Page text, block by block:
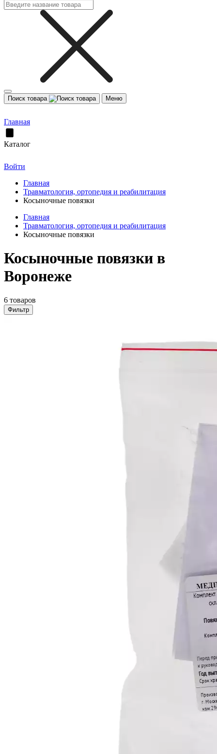
Поиск товара Меню
Главная
Каталог
Войти
Главная
Травматология, ортопедия и реабилитация
Косыночные повязки
Главная
Травматология, ортопедия и реабилитация
Косыночные повязки
Косыночные повязки в
Воронеже
6 товаров
Фильтр